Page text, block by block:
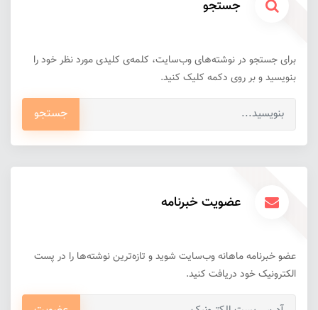
جستجو
برای جستجو در نوشته‌های وب‌سایت، کلمه‌ی کلیدی مورد نظر خود را
بنویسید و بر روی دکمه کلیک کنید.
جستجو
عضویت خبرنامه
عضو خبرنامه ماهانه وب‌سایت شوید و تازه‌ترین نوشته‌ها را در پست
الکترونیک خود دریافت کنید.